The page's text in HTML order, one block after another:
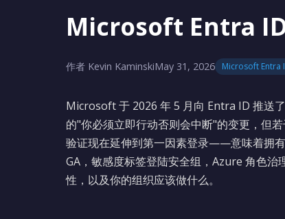
Microsoft Entra ID
作者 Kevin KaminskiMay 31, 2026 Microsoft Entra
Microsoft 于 2026 年 5 月向 Entra ID 推送
的"你必须立即行动否则会中断"的变更，但
验证现在延伸到第一因素登录——意味着拥
GA，敏感度标签登陆安全组，Azure 角色
性，以及你的组织应该做什么。